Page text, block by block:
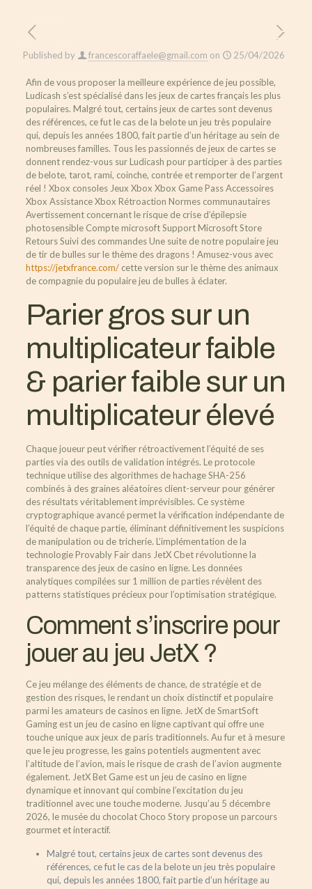
Published by francescoraffaele@gmail.com on 25/04/2026
Afin de vous proposer la meilleure expérience de jeu possible,
Ludicash s’est spécialisé dans les jeux de cartes français les plus
populaires. Malgré tout, certains jeux de cartes sont devenus
des références, ce fut le cas de la belote un jeu très populaire
qui, depuis les années 1800, fait partie d’un héritage au sein de
nombreuses familles. Tous les passionnés de jeux de cartes se
donnent rendez-vous sur Ludicash pour participer à des parties
de belote, tarot, rami, coinche, contrée et remporter de l’argent
réel ! Xbox consoles Jeux Xbox Xbox Game Pass Accessoires
Xbox Assistance Xbox Rétroaction Normes communautaires
Avertissement concernant le risque de crise d’épilepsie
photosensible Compte microsoft Support Microsoft Store
Retours Suivi des commandes Une suite de notre populaire jeu
de tir de bulles sur le thème des dragons ! Amusez-vous avec
https://jetxfrance.com/cette version sur le thème des animaux
de compagnie du populaire jeu de bulles à éclater.
Parier gros sur un
multiplicateur faible
& parier faible sur un
multiplicateur élevé
Chaque joueur peut vérifier rétroactivement l’équité de ses
parties via des outils de validation intégrés. Le protocole
technique utilise des algorithmes de hachage SHA-256
combinés à des graines aléatoires client-serveur pour générer
des résultats véritablement imprévisibles. Ce système
cryptographique avancé permet la vérification indépendante de
l’équité de chaque partie, éliminant définitivement les suspicions
de manipulation ou de tricherie. L’implémentation de la
technologie Provably Fair dans JetX Cbet révolutionne la
transparence des jeux de casino en ligne. Les données
analytiques compilées sur 1 million de parties révèlent des
patterns statistiques précieux pour l’optimisation stratégique.
Comment s’inscrire pour
jouer au jeu JetX ?
Ce jeu mélange des éléments de chance, de stratégie et de
gestion des risques, le rendant un choix distinctif et populaire
parmi les amateurs de casinos en ligne. JetX de SmartSoft
Gaming est un jeu de casino en ligne captivant qui offre une
touche unique aux jeux de paris traditionnels. Au fur et à mesure
que le jeu progresse, les gains potentiels augmentent avec
l’altitude de l’avion, mais le risque de crash de l’avion augmente
également. JetX Bet Game est un jeu de casino en ligne
dynamique et innovant qui combine l’excitation du jeu
traditionnel avec une touche moderne. Jusqu’au 5 décembre
2026, le musée du chocolat Choco Story propose un parcours
gourmet et interactif.
Malgré tout, certains jeux de cartes sont devenus des
références, ce fut le cas de la belote un jeu très populaire
qui, depuis les années 1800, fait partie d’un héritage au